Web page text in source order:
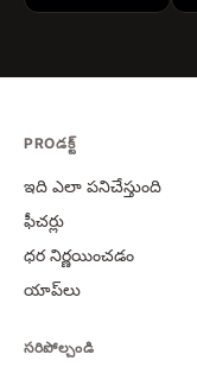
PROడక్ట్
ఇది ఎలా పనిచేస్తుంది
ఫీచర్లు
ధర నిర్ణయించడం
యాప్‌లు
సరిపోల్చండి